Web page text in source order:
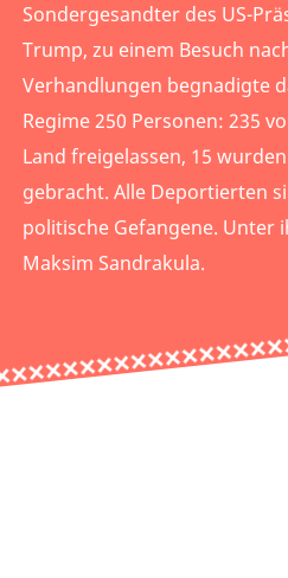
Sondergesandter des US-
Trump, zu einem Besuch
Verhandlungen begnadigte
Regime 250 Personen: 235
Land freigelassen, 15
gebracht. Alle Deportierten
politische Gefangene. Unter
Maksim Sandrakula.